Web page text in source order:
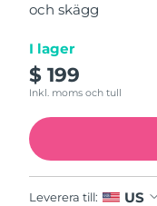
average
value.
Read
12
Reviews.
Same
page
link.
och skägg
I lager
$ 199
Inkl. moms och tull
Leverera till: US
Turkiet
Förenade
Arabemiraten
Storbritannien
USA